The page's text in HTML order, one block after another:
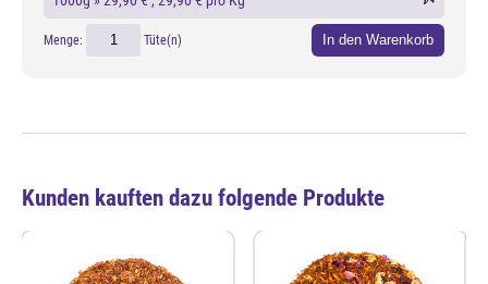
Menge: Tüte(n) In den Warenkorb
Kunden kauften dazu folgende Produkte